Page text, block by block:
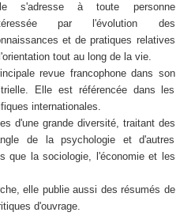
s'adresse à toute personne
par l'évolution des
et de pratiques relatives
tout au long de la vie.
revue francophone dans son
Elle est référencée dans les
internationales.
d'une grande diversité, traitant des
de la psychologie et d'autres
que la sociologie, l'économie et les
elle publie aussi des résumés de
d'ouvrage.